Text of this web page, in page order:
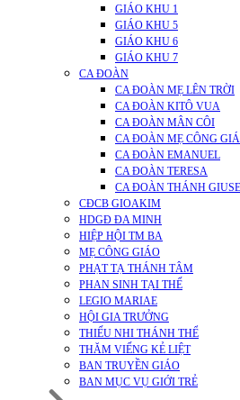
GIÁO KHU 1
GIÁO KHU 5
GIÁO KHU 6
GIÁO KHU 7
CA ĐOÀN
CA ĐOÀN MẸ LÊN TRỜI
CA ĐOÀN KITÔ VUA
CA ĐOÀN MÂN CÔI
CA ĐOÀN MẸ CÔNG
CA ĐOÀN EMANUEL
CA ĐOÀN TERESA
CA ĐOÀN THÁNH
CĐCB GIOAKIM
HDGĐ ĐA MINH
HIỆP HỘI TM BA
MẸ CÔNG GIÁO
PHẠT TẠ THÁNH TÂM
PHAN SINH TẠI THẾ
LEGIO MARIAE
HỘI GIA TRƯỞNG
THIẾU NHI THÁNH THỂ
THĂM VIẾNG KẺ LIỆT
BAN TRUYỀN GIÁO
BAN MỤC VỤ GIỚI TRẺ